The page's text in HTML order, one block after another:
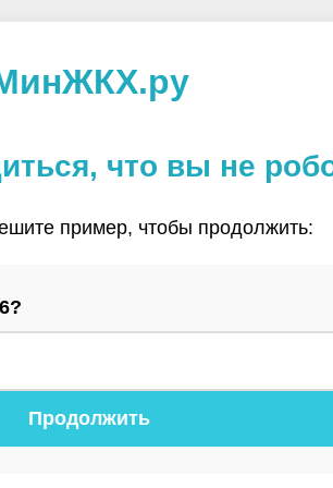
что вы не
пример, чтобы продолжить:
Продолжить